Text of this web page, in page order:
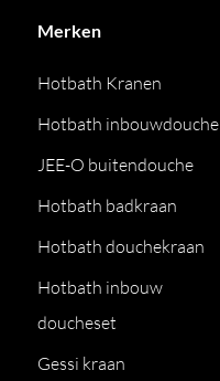
Merken
Hotbath Kranen
Hotbath inbouwdouche
JEE-O buitendouche
Hotbath badkraan
Hotbath douchekraan
Hotbath inbouw
doucheset
Gessi kraan